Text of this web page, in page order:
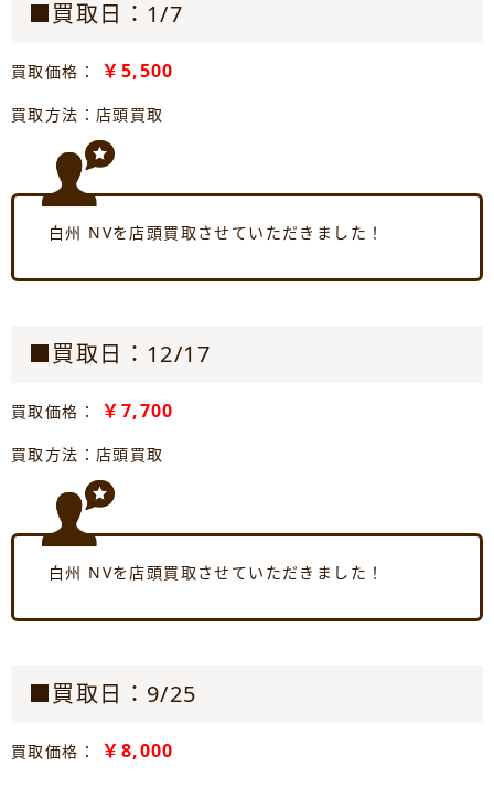
■買取日：1/7
買取価格： ￥5,500
買取方法：店頭買取
白州 NVを店頭買取させていただきました！
■買取日：12/17
買取価格： ￥7,700
買取方法：店頭買取
白州 NVを店頭買取させていただきました！
■買取日：9/25
買取価格： ￥8,000